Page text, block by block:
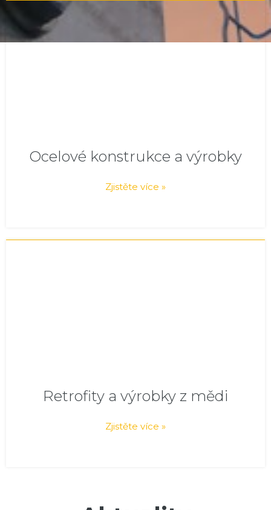
Ocelové konstrukce a výrobky
Zjistěte více »
Retrofity a výrobky z mědi
Zjistěte více »